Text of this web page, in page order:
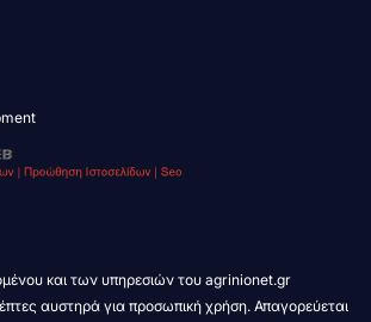
και των υπηρεσιών του agrinionet.gr
αυστηρά για προσωπική χρήση. Απαγορεύεται